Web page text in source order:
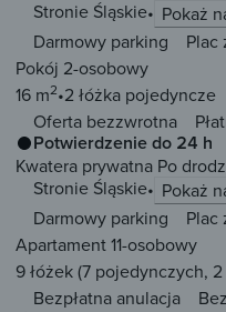
Stronie Śląskie
Pokaż
Darmowy parking Plac
Pokój 2-osobowy
16 m2 2 łóżka pojedyncze
Oferta bezzwrotna
Potwierdzenie do 24 h
Kwatera prywatna Po
Stronie Śląskie
Pokaż
Darmowy parking
Plac
Apartament 11-osobowy
9 łóżek(7 pojedynczych,
Bezpłatna anulacja